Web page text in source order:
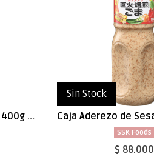
Caja Mayonesa Japonesa 400g x 20
Sin Stock
SSK Foods
$ 88.000